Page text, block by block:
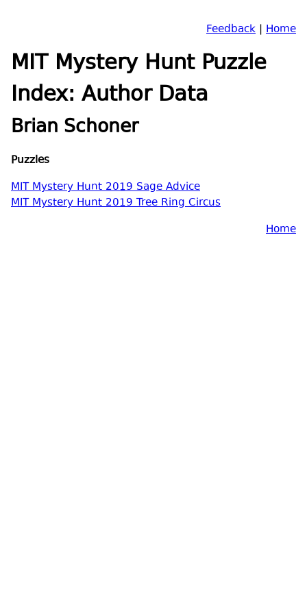
Feedback | Home
MIT Mystery Hunt Puzzle
Index: Author Data
Brian Schoner
Puzzles
MIT Mystery Hunt 2019 Sage Advice
MIT Mystery Hunt 2019 Tree Ring Circus
Home